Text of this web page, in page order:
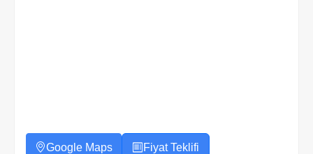
Google Maps Fiyat Teklifi